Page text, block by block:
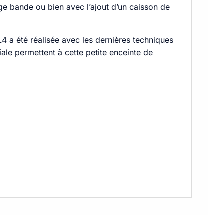
bande ou bien avec l’ajout d’un caisson de
a été réalisée avec les dernières techniques
permettent à cette petite enceinte de